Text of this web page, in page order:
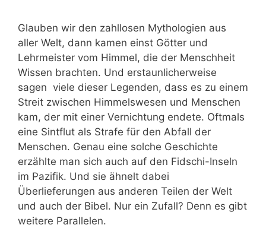
Glauben wir den zahllosen Mythologien aus
aller Welt, dann kamen einst Götter und
Lehrmeister vom Himmel, die der Menschheit
Wissen brachten. Und erstaunlicherweise
sagen viele dieser Legenden, dass es zu einem
Streit zwischen Himmelswesen und Menschen
kam, der mit einer Vernichtung endete. Oftmals
eine Sintflut als Strafe für den Abfall der
Menschen. Genau eine solche Geschichte
erzählte man sich auch auf den Fidschi-Inseln
im Pazifik. Und sie ähnelt dabei
Überlieferungen aus anderen Teilen der Welt
und auch der Bibel. Nur ein Zufall? Denn es gibt
weitere Parallelen.